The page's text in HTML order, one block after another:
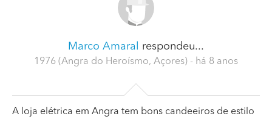
Marco Amaral respondeu...
1976 (Angra do Heroísmo, Açores) - há 8 anos
A loja elétrica em Angra tem bons candeeiros de estilo